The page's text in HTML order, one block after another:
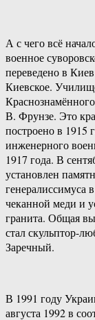
А с чего всё
военное
переведено в
Киевское.
В. Фрунзе. Это
построено в 1915
инженерного
1917 года. В
установлен
генералиссимуса
чеканной меди и
гранита. Общая
стал скульптор-
Заречный.
В 1991 году
августа 1992 в